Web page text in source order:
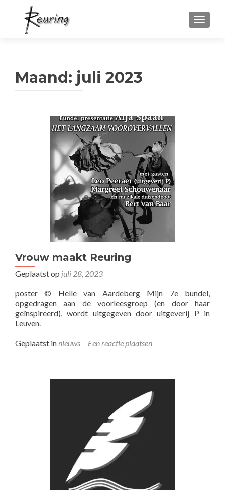
Maand: juli 2023
Vrouw maakt Reuring
Geplaatst op juli 28, 2023
poster © Helle van Aardeberg Mijn 7e bundel,
opgedragen aan de voorleesgroep (en door haar
geïnspireerd), wordt uitgegeven door uitgeverij P in
Leuven.
Geplaatst innieuws Een reactie plaatsen